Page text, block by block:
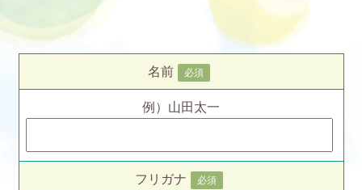
名前 必須
例）山田太一
フリガナ 必須